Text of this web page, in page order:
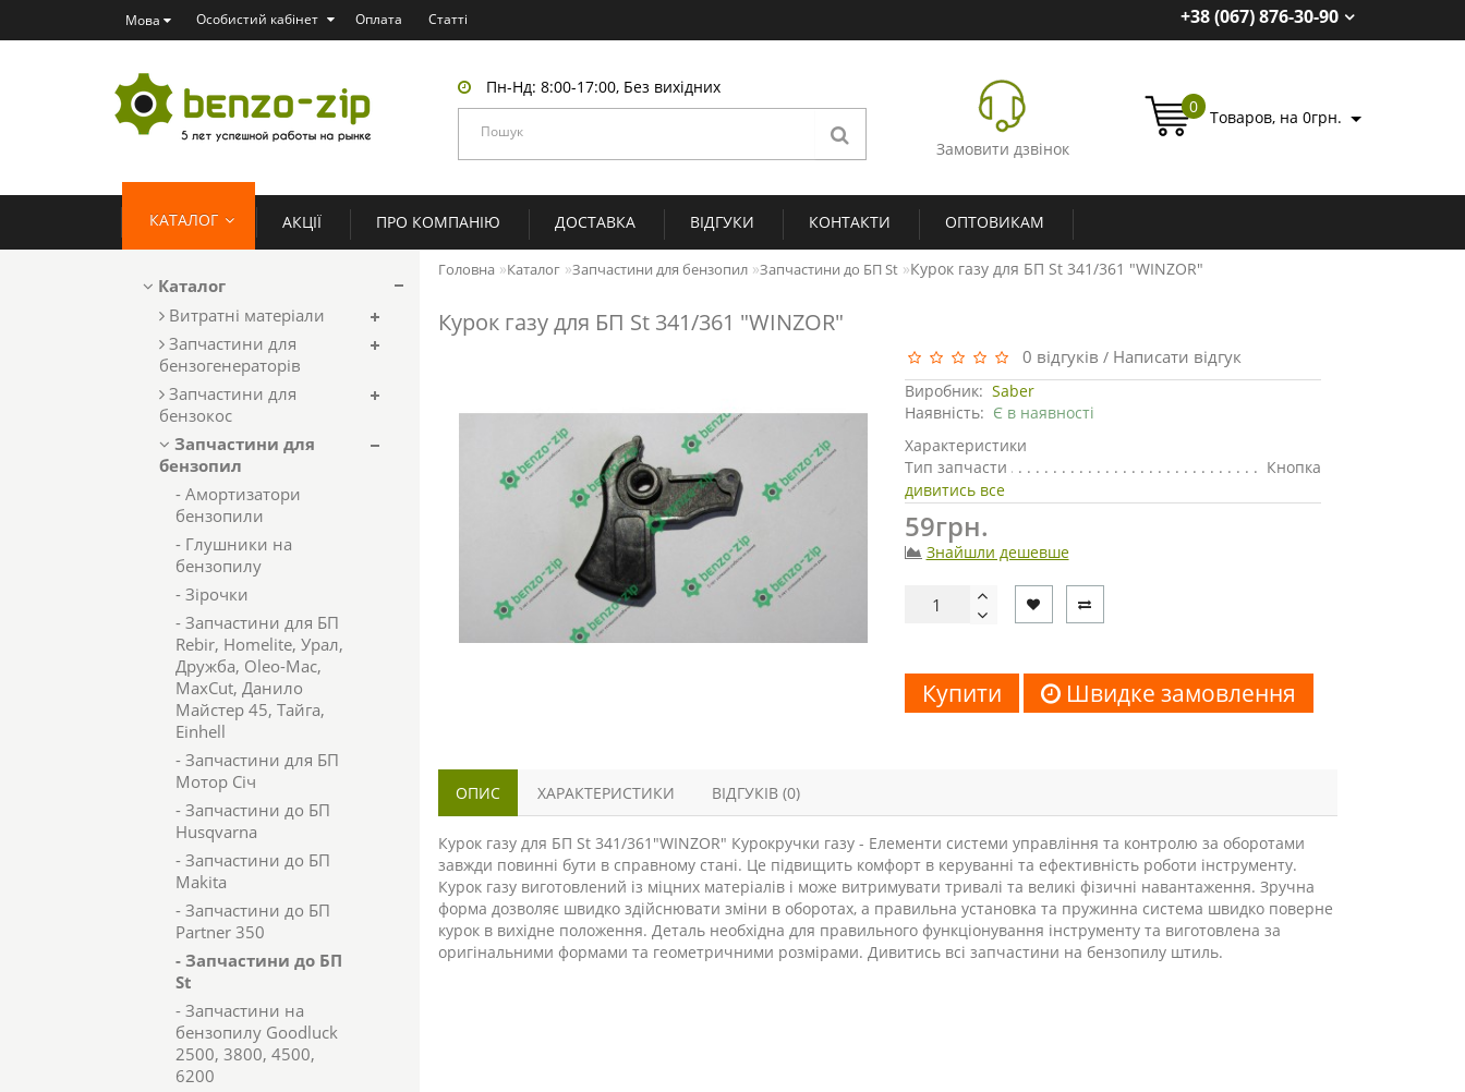
Мова Особистий кабінет Оплата Статті +38 (067) 876-30-90
Пн-Нд: 8:00-17:00, Без вихідних
Замовити дзвінок
0
Товаров, на 0грн.
КАТАЛОГ АКЦІЇ ПРО КОМПАНІЮ ДОСТАВКА ВІДГУКИ КОНТАКТИ ОПТОВИКАМ
Каталог
Витратні матеріали
Запчастини для
бензогенераторів
Запчастини для
бензокос
Запчастини для
бензопил
- Амортизатори
бензопили
- Глушники на
бензопилу
- Зірочки
- Запчастини для БП
Rebir, Homelite, Урал,
Дружба, Oleo-Mac,
MaxCut, Данило
Майстер 45, Тайга,
Einhell
- Запчастини для БП
Мотор Січ
- Запчастини до БП
Husqvarna
- Запчастини до БП
Makita
- Запчастини до БП
Partner 350
- Запчастини до БП
St
- Запчастини на
бензопилу Goodluck
2500, 3800, 4500,
6200
Головна Каталог Запчастини для бензопил Запчастини до БП St Курок газу для БП St 341/361 "WINZOR"
Курок газу для БП St 341/361 "WINZOR"
0 відгуків / Написати відгук
Виробник: Saber
Наявність: Є в наявності
Характеристики
Тип запчасти
Кнопка
дивитись все
59грн.
Знайшли дешевше
Купити Швидке замовлення
ОПИС ХАРАКТЕРИСТИКИ ВІДГУКІВ (0)
Курок газу для БП St 341/361"WINZOR" Курокручки газу - Елементи системи управління та контролю за оборотами
завжди повинні бути в справному стані. Це підвищить комфорт в керуванні та ефективність роботи інструменту.
Курок газу виготовлений із міцних матеріалів і може витримувати тривалі та великі фізичні навантаження. Зручна
форма дозволяє швидко здійснювати зміни в оборотах, а правильна установка та пружинна система швидко поверне
курок в вихідне положення. Деталь необхідна для правильного функціонування інструменту та виготовлена за
оригінальними формами та геометричними розмірами. Дивитись всі запчастини на бензопилу штиль.